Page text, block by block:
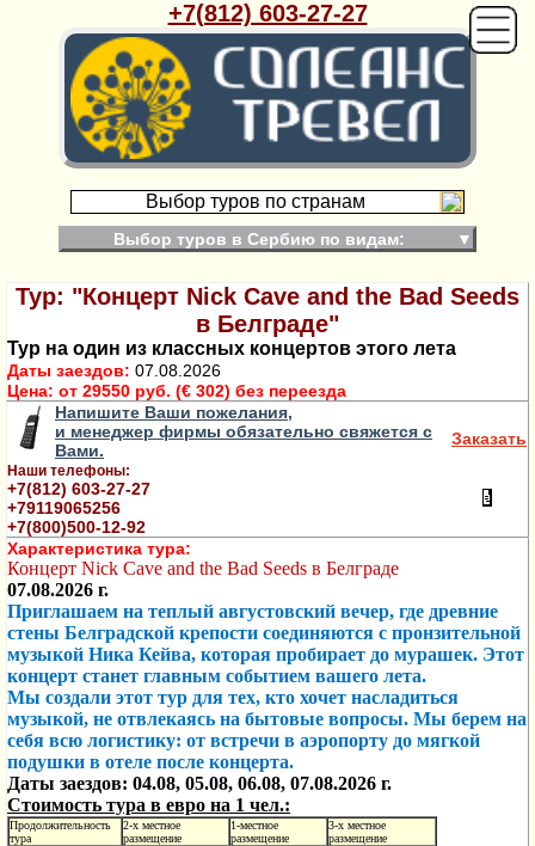
+7(812) 603-27-27
Выбор туров по странам
Выбор туров в Сербию по видам: ▼
Тур: "Концерт Nick Cave and the Bad Seeds
в Белграде"
Тур на один из классных концертов этого лета
Даты заездов: 07.08.2026
Цена: от 29550 руб. (€ 302) без переезда
Напишите Ваши пожелания,
и менеджер фирмы обязательно свяжется с
Вами.
Наши телефоны:
+7(812) 603-27-27
+79119065256
+7(800)500-12-92
Заказать
Характеристика тура:
Концерт Nick Cave and the Bad Seeds в Белграде
07.08.2026 г.
Приглашаем на теплый августовский вечер, где древние
стены Белградской крепости соединяются с пронзительной
музыкой Ника Кейва, которая пробирает до мурашек. Этот
концерт станет главным событием вашего лета.
Мы создали этот тур для тех, кто хочет насладиться
музыкой, не отвлекаясь на бытовые вопросы. Мы берем на
себя всю логистику: от встречи в аэропорту до мягкой
подушки в отеле после концерта.
Даты заездов: 04.08, 05.08, 06.08, 07.08.2026 г.
Стоимость тура в евро на 1 чел.:
Продолжительность
тура
2-х местное
размещение
1-местное
размещение
3-х местное
размещение